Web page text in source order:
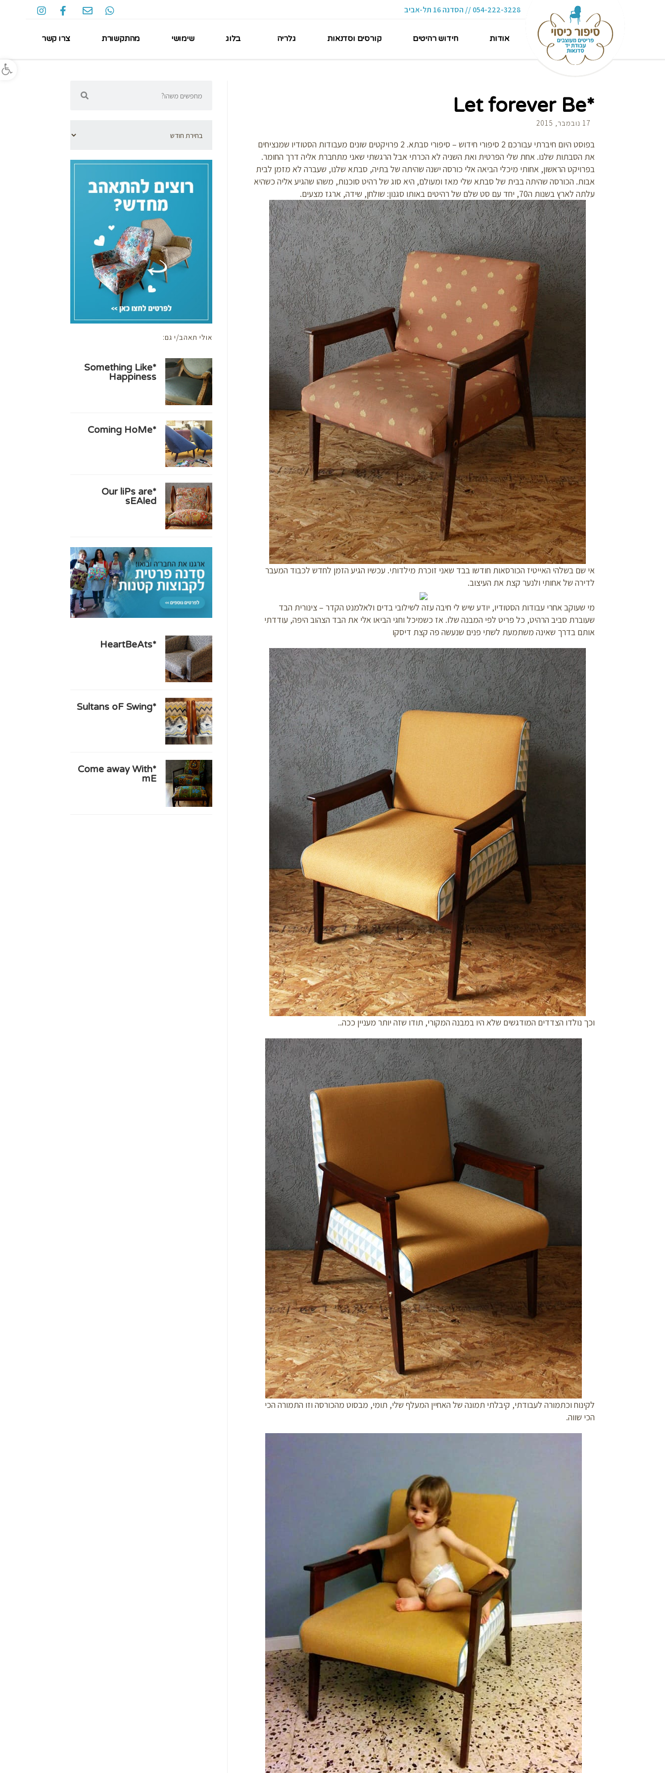
פתח סרגל נגישות
054-222-3228 // הסדנה 16 תל-אביב
אודות חידוש רהיטים קורסים וסדנאות גלריה בלוג שימושי מהתקשורת צרו קשר
*Let forever Be
17 נובמבר, 2015
בפוסט היום חיברתי עבורכם 2 סיפורי חידוש – סיפורי סבתא. 2 פרויקטים שונים מעבודות הסטודיו שמנציחים
את הסבתות שלנו. אחת שלי הפרטית ואת השניה לא הכרתי אבל הרגשתי שאני מתחברת אליה דרך החומר.
בפרויקט הראשון, אחותי מיכלי הביאה אלי כורסה ישנה שהיתה של בתיה, סבתא שלנו, שעברה לא מזמן לבית
אבות. הכורסה שהיתה בבית של סבתא שלי מאז ומעולם, היא סוג של רהיט סוכנות, משהו שהגיע אליה כשהיא
עלתה לארץ בשנות ה70, יחד עם סט שלם של רהיטים באותו סגנון: שולחן, שידה, ארגז מצעים.
אי שם בשלהי האייטיז הכורסאות חודשו בבד שאני זוכרת מילדותי. עכשיו הגיע הזמן לחדש לכבוד המעבר
לדירה של אחותי ולנער קצת את העיצוב.
מי שעוקב אחרי עבודות הסטודיו, יודע שיש לי חיבה עזה לשילובי בדים ולאלמנט הקדר – צינורית הבד
שעוברת סביב הרהיט, כל פריט לפי המבנה שלו. אז כשמיכל וחגי הביאו אלי את הבד הצהוב היפה, עודדתי
אותם בדרך שאינה משתמעת לשתי פנים שנעשה פה קצת דיסקו
וכך נולדו הצדדים המודגשים שלא היו במבנה המקורי, תודו שזה יותר מעניין ככה..
לקינוח וכתמורה לעבודתי, קיבלתי תמונה של האחיין המעלף שלי, תומי, מבסוט מהכורסה וזו התמורה הכי
הכי שווה.
אולי תאהב/י גם:
*Something Like
Happiness
*Coming HoMe
*Our liPs are
sEAled
*HeartBeAts
*Sultans oF Swing
*Come away With
mE